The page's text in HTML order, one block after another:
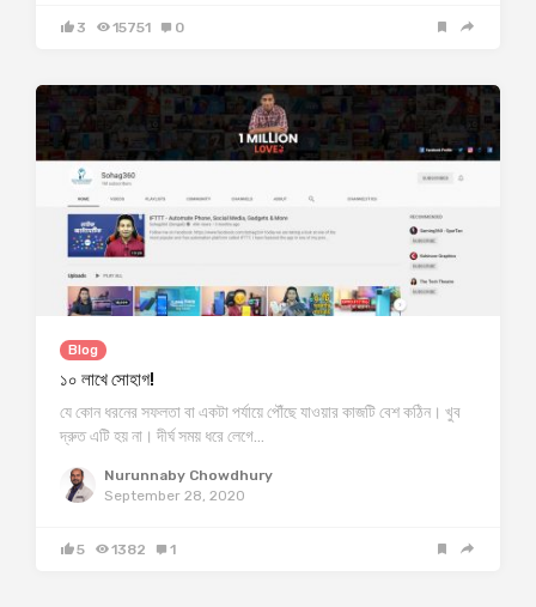
3 15751 0
Blog
১০ লাখে সোহাগ!
যে কোন ধরনের সফলতা বা একটা পর্যায়ে পৌঁছে যাওয়ার কাজটি বেশ কঠিন। খুব
দ্রুত এটি হয় না। দীর্ঘ সময় ধরে লেগে…
Nurunnaby Chowdhury
September 28, 2020
5 1382 1